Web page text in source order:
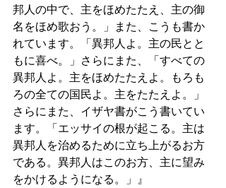
邦人の中で、主をほめたたえ、主の御
名をほめ歌おう。」また、こうも書か
れています。「異邦人よ。主の民とと
もに喜べ。」さらにまた、「すべての
異邦人よ。主をほめたたえよ。もろも
ろの全ての国民よ。主をたたえよ。」
さらにまた、イザヤ書がこう書いてい
ます。「エッサイの根が起こる。主は
異邦人を治めるために立ち上がるお方
である。異邦人はこのお方、主に望み
をかけるようになる。」』